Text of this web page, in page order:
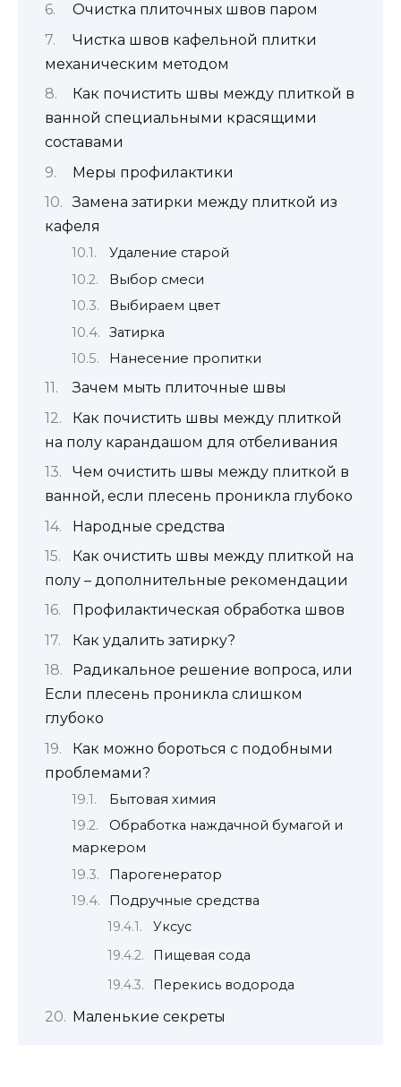
Очистка плиточных швов паром
Чистка швов кафельной плитки
механическим методом
Как почистить швы между плиткой в
ванной специальными красящими
составами
Меры профилактики
Замена затирки между плиткой из
кафеля
Удаление старой
Выбор смеси
Выбираем цвет
Затирка
Нанесение пропитки
Зачем мыть плиточные швы
Как почистить швы между плиткой
на полу карандашом для отбеливания
Чем очистить швы между плиткой в
ванной, если плесень проникла глубоко
Народные средства
Как очистить швы между плиткой на
полу – дополнительные рекомендации
Профилактическая обработка швов
Как удалить затирку?
Радикальное решение вопроса, или
Если плесень проникла слишком
глубоко
Как можно бороться с подобными
проблемами?
Бытовая химия
Обработка наждачной бумагой и
маркером
Парогенератор
Подручные средства
Уксус
Пищевая сода
Перекись водорода
Маленькие секреты